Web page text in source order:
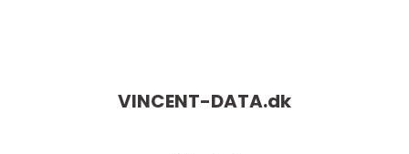
VINCENT-DATA.dk